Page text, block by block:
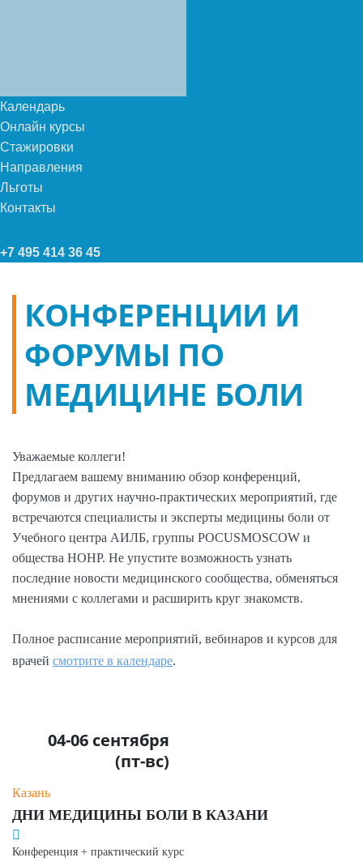
Календарь
Онлайн курсы
Стажировки
Направления
Льготы
Контакты
+7 495 414 36 45
КОНФЕРЕНЦИИ И
ФОРУМЫ ПО
МЕДИЦИНЕ БОЛИ
Уважаемые коллеги!
Предлагаем вашему вниманию обзор конференций,
форумов и других научно-практических мероприятий, где
встречаются специалисты и эксперты медицины боли от
Учебного центра АИЛБ, группы POCUSMOSCOW и
общества НОНР. Не упустите возможность узнать
последние новости медицинского сообщества, обменяться
мнениями с коллегами и расширить круг знакомств.
Полное расписание мероприятий, вебинаров и курсов для
врачей смотрите в календаре.
04-06 сентября
(пт-вс)
Казань
ДНИ МЕДИЦИНЫ БОЛИ В КАЗАНИ
Конференция + практический курс